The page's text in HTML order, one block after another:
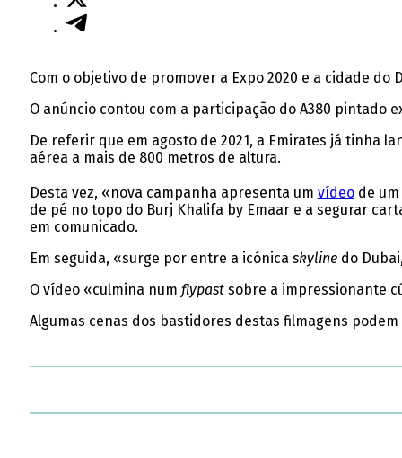
Com o objetivo de promover a Expo 2020 e a cidade
O anúncio contou com a participação do A380 pintado
De referir que em agosto de 2021, a Emirates já tinha
aérea a mais de 800 metros de altura.
Desta vez, «nova campanha apresenta um vídeode um
de pé no topo do Burj Khalifa by Emaar e a segurar
em comunicado.
Em seguida, «surge por entre a icónica skylinedo
O vídeo «culmina num flypastsobre a impressionante
Algumas cenas dos bastidores destas filmagens